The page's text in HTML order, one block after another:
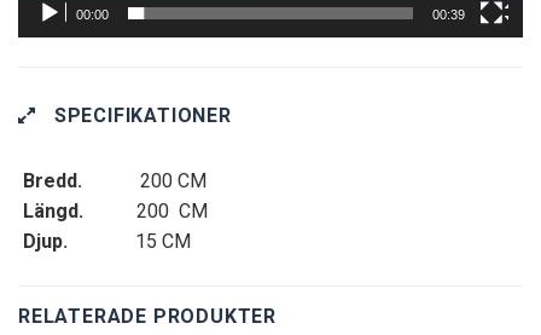
00:00 00:39
SPECIFIKATIONER
Bredd.
200 CM
Längd.
200 CM
Djup.
15 CM
RELATERADE PRODUKTER